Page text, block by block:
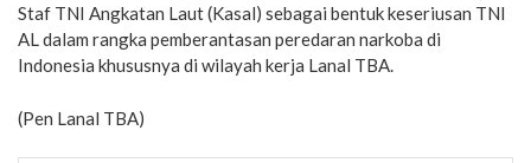
Staf TNI Angkatan Laut (Kasal) sebagai bentuk keseriusan TNI
AL dalam rangka pemberantasan peredaran narkoba di
Indonesia khususnya di wilayah kerja Lanal TBA.
(Pen Lanal TBA)